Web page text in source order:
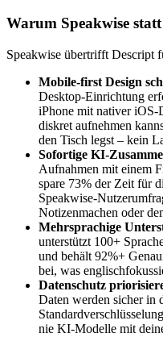
Warum Speakwise
Speakwise übertrifft Descript
Mobile-first Design
Desktop-Einrichtung
iPhone mit nativer iOS-
diskret aufnehmen
den Tisch legst – kein
Sofortige KI-
Aufnahmen mit einem
spare 73% der Zeit für
Speakwise-
Notizenmachen oder
Mehrsprachige
unterstützt 100+
und behält 92%+
bei, was
Datenschutz
Daten werden sicher in
nie KI-Modelle mit